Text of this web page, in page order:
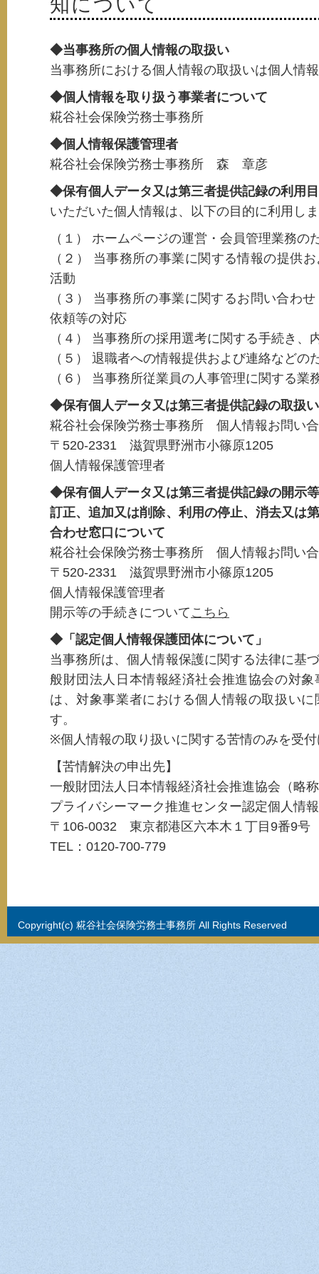
知について
◆当事務所の個人情報の取扱い
当事務所における個人情報の取扱いは個人情
◆個人情報を取り扱う事業者について
糀谷社会保険労務士事務所
◆個人情報保護管理者
糀谷社会保険労務士事務所 森 章彦
◆保有個人データ又は第三者提供記録の利用
いただいた個人情報は、以下の目的に利用し
（１） ホームページの運営・会員管理業務の
（２） 当事務所の事業に関する情報の提供
活動
（３） 当事務所の事業に関するお問い合わ
依頼等の対応
（４） 当事務所の採用選考に関する手続き、
（５） 退職者への情報提供および連絡などの
（６） 当事務所従業員の人事管理に関する業
◆保有個人データ又は第三者提供記録の取扱
糀谷社会保険労務士事務所 個人情報お問い
〒520-2331 滋賀県野洲市小篠原1205
個人情報保護管理者
◆保有個人データ又は第三者提供記録の開示
訂正、追加又は削除、利用の停止、消去又は
合わせ窓口について
糀谷社会保険労務士事務所 個人情報お問い
〒520-2331 滋賀県野洲市小篠原1205
個人情報保護管理者
開示等の手続きについて こちら
◆「認定個人情報保護団体について」
当事務所は、個人情報保護に関する法律に基
般財団法人日本情報経済社会推進協会の対
は、対象事業者における個人情報の取扱い
す。
※個人情報の取り扱いに関する苦情のみを受
【苦情解決の申出先】
一般財団法人日本情報経済社会推進協会（略
プライバシーマーク推進センター認定個人情
〒106-0032 東京都港区六本木１丁目9番9
TEL：0120-700-779
Copyright(c) 糀谷社会保険労務士事務所 All Rights Reserved